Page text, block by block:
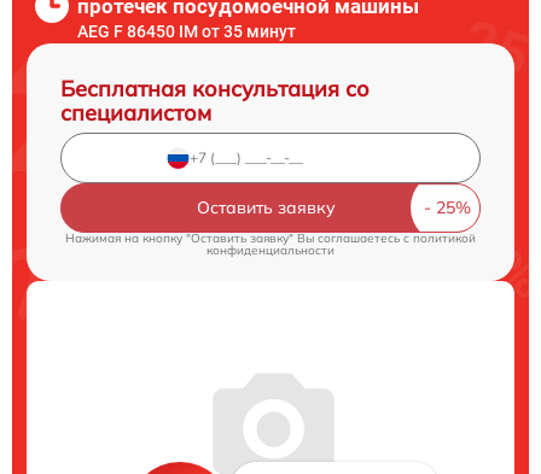
протечек посудомоечной машины
AEG F 86450 IM от 35 минут
Бесплатная консультация со
специалистом
Оставить заявку
Нажимая на кнопку "Оставить заявку" Вы соглашаетесь cполитикой
конфиденциальности